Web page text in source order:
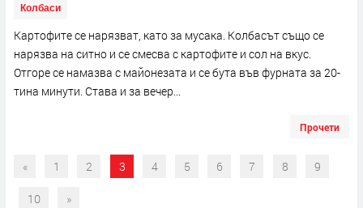
Колбаси
Картофите се нарязват, като за мусака. Колбасът също се
нарязва на ситно и се смесва с картофите и сол на вкус.
Отгоре се намазва с майонезата и се бута във фурната за 20-
тина минути. Става и за вечер...
Прочети
« 1 2 3 4 5 6 7 8 9
10 »